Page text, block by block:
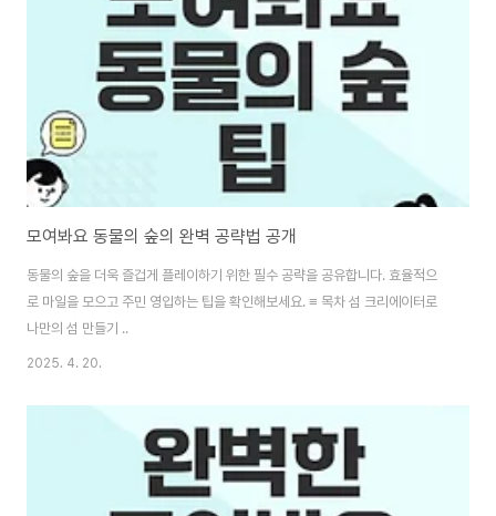
모여봐요 동물의 숲의 완벽 공략법 공개
동물의 숲을 더욱 즐겁게 플레이하기 위한 필수 공략을 공유합니다. 효율적으
로 마일을 모으고 주민 영입하는 팁을 확인해보세요. ≡ 목차 섬 크리에이터로
나만의 섬 만들기 ..
2025. 4. 20.